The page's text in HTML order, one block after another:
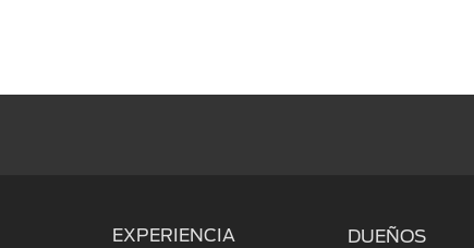
EXPERIENCIA DUEÑOS